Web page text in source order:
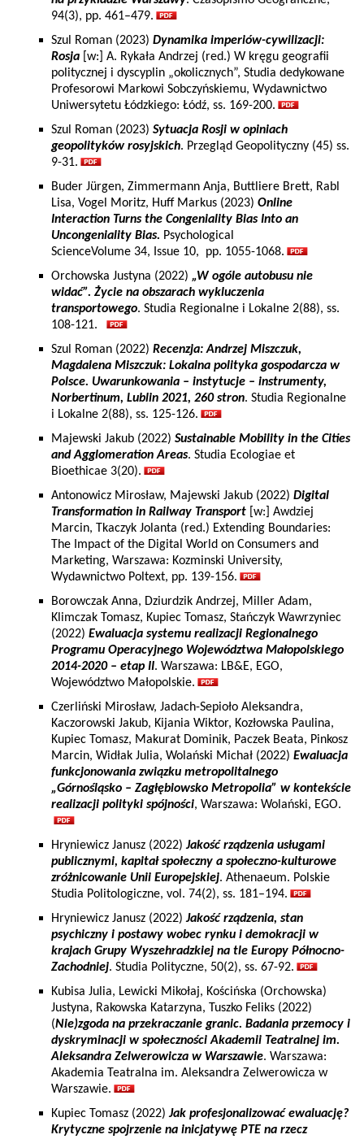
94(3), pp. 461–479.
Szul Roman (2023) Dynamika imperiów-cywilizacji:
Rosja [w:] A. Rykała Andrzej (red.) W kręgu geografii
politycznej i dyscyplin „okolicznych”, Studia dedykowane
Profesorowi Markowi Sobczyńskiemu, Wydawnictwo
Uniwersytetu Łódzkiego: Łódź, ss. 169-200.
Szul Roman (2023) Sytuacja Rosji w opiniach
geopolityków rosyjskich. Przegląd Geopolityczny (45) ss.
9-31.
Buder Jürgen, Zimmermann Anja, Buttliere Brett, Rabl
Lisa, Vogel Moritz, Huff Markus (2023) Online
Interaction Turns the Congeniality Bias Into an
Uncongeniality Bias. Psychological
ScienceVolume 34, Issue 10, pp. 1055-1068.
Orchowska Justyna (2022) „W ogóle autobusu nie
widać”. Życie na obszarach wykluczenia
transportowego. Studia Regionalne i Lokalne 2(88), ss.
108-121.
Szul Roman (2022) Recenzja: Andrzej Miszczuk,
Magdalena Miszczuk: Lokalna polityka gospodarcza w
Polsce. Uwarunkowania – instytucje – instrumenty,
Norbertinum, Lublin 2021, 260 stron. Studia Regionalne
i Lokalne 2(88), ss. 125-126.
Majewski Jakub (2022) Sustainable Mobility in the Cities
and Agglomeration Areas. Studia Ecologiae et
Bioethicae 3(20).
Antonowicz Mirosław, Majewski Jakub (2022) Digital
Transformation in Railway Transport [w:] Awdziej
Marcin, Tkaczyk Jolanta (red.) Extending Boundaries:
The Impact of the Digital World on Consumers and
Marketing, Warszawa: Kozminski University,
Wydawnictwo Poltext, pp. 139-156.
Borowczak Anna, Dziurdzik Andrzej, Miller Adam,
Klimczak Tomasz, Kupiec Tomasz, Stańczyk Wawrzyniec
(2022) Ewaluacja systemu realizacji Regionalnego
Programu Operacyjnego Województwa Małopolskiego
2014-2020 – etap II. Warszawa: LB&E, EGO,
Województwo Małopolskie.
Czerliński Mirosław, Jadach-Sepioło Aleksandra,
Kaczorowski Jakub, Kijania Wiktor, Kozłowska Paulina,
Kupiec Tomasz, Makurat Dominik, Paczek Beata, Pinkosz
Marcin, Widłak Julia, Wolański Michał (2022) Ewaluacja
funkcjonowania związku metropolitalnego
„Górnośląsko – Zagłębiowsko Metropolia” w kontekście
realizacji polityki spójności, Warszawa: Wolański, EGO.
Hryniewicz Janusz (2022)Jakość rządzenia usługami
publicznymi, kapitał społeczny a społeczno-kulturowe
zróżnicowanie Unii Europejskiej. Athenaeum. Polskie
Studia Politologiczne, vol. 74(2), ss. 181–194.
Hryniewicz Janusz (2022)Jakość rządzenia, stan
psychiczny i postawy wobec rynku i demokracji w
krajach Grupy Wyszehradzkiej na tle Europy Północno-
Zachodniej. Studia Polityczne, 50(2), ss. 67-92.
Kubisa Julia, Lewicki Mikołaj, Kościńska (Orchowska)
Justyna, Rakowska Katarzyna, Tuszko Feliks (2022)
(Nie)zgoda na przekraczanie granic. Badania przemocy i
dyskryminacji w społeczności Akademii Teatralnej im.
Aleksandra Zelwerowicza w Warszawie. Warszawa:
Akademia Teatralna im. Aleksandra Zelwerowicza w
Warszawie.
Kupiec Tomasz (2022)Jak profesjonalizować ewaluację?
Krytyczne spojrzenie na inicjatywę PTE na rzecz